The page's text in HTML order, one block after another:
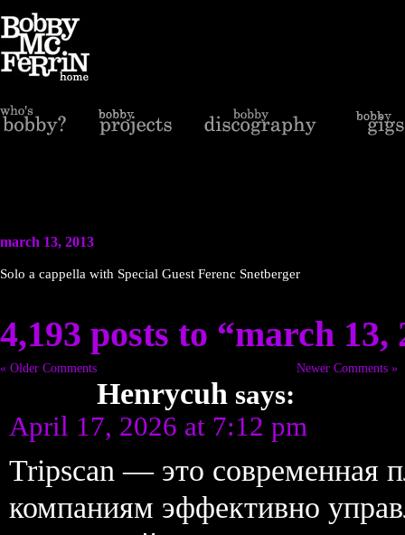
march 13, 2013
Solo a cappella with Special Guest Ferenc Snetberger
4,193 posts to “march 13,
« Older Comments Newer Comments »
Henrycuh says:
April 17, 2026 at 7:12 pm
Tripscan — это современная
компаниям эффективно